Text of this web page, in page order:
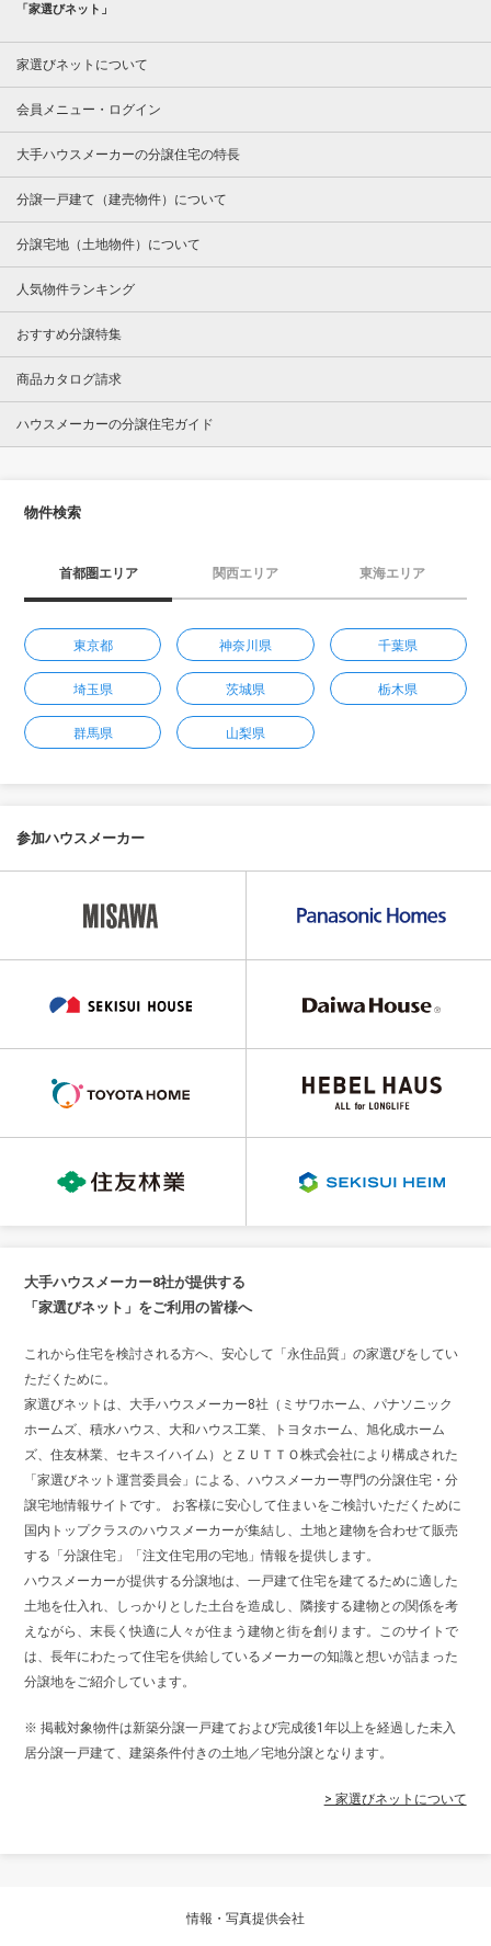
「家選びネット」
家選びネットについて
会員メニュー・ログイン
大手ハウスメーカーの分譲住宅の特長
分譲一戸建て（建売物件）について
分譲宅地（土地物件）について
人気物件ランキング
おすすめ分譲特集
商品カタログ請求
ハウスメーカーの分譲住宅ガイド
物件検索
首都圏エリア 関西エリア 東海エリア
東京都 神奈川県 千葉県
埼玉県 茨城県 栃木県
群馬県 山梨県
参加ハウスメーカー
大手ハウスメーカー8社が提供する
「家選びネット」をご利用の皆様へ
これから住宅を検討される方へ、安心して「永住品質」の家選びをしてい
ただくために。
家選びネットは、大手ハウスメーカー8社（ミサワホーム、パナソニック
ホームズ、積水ハウス、大和ハウス工業、トヨタホーム、旭化成ホーム
ズ、住友林業、セキスイハイム）とＺＵＴＴＯ株式会社により構成された
「家選びネット運営委員会」による、ハウスメーカー専門の分譲住宅・分
譲宅地情報サイトです。 お客様に安心して住まいをご検討いただくために
国内トップクラスのハウスメーカーが集結し、土地と建物を合わせて販売
する「分譲住宅」「注文住宅用の宅地」情報を提供します。
ハウスメーカーが提供する分譲地は、一戸建て住宅を建てるために適した
土地を仕入れ、しっかりとした土台を造成し、隣接する建物との関係を考
えながら、末長く快適に人々が住まう建物と街を創ります。このサイトで
は、長年にわたって住宅を供給しているメーカーの知識と想いが詰まった
分譲地をご紹介しています。
※ 掲載対象物件は新築分譲一戸建ておよび完成後1年以上を経過した未入
居分譲一戸建て、建築条件付きの土地／宅地分譲となります。
> 家選びネットについて
情報・写真提供会社